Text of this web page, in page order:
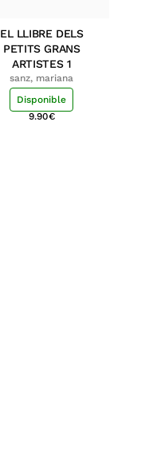
EL LLIBRE DELS
PETITS GRANS
ARTISTES 1
sanz, mariana
Disponible
9.90€